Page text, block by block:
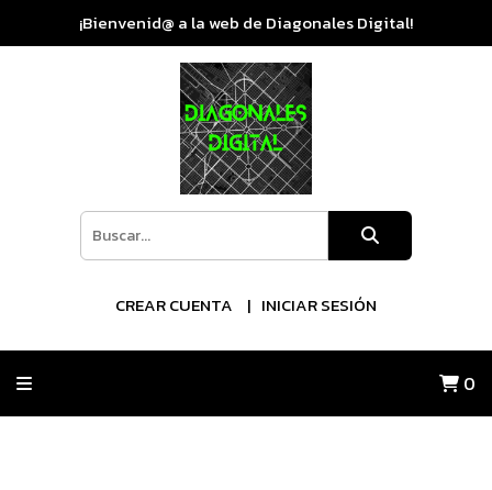
¡Bienvenid@ a la web de Diagonales Digital!
CREAR CUENTA INICIAR SESIÓN
0